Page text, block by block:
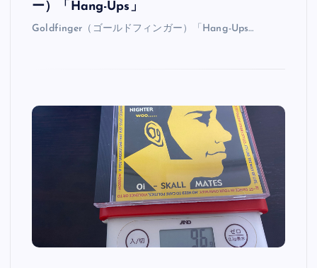
ー）「Hang-Ups」
Goldfinger（ゴールドフィンガー）「Hang-Ups…